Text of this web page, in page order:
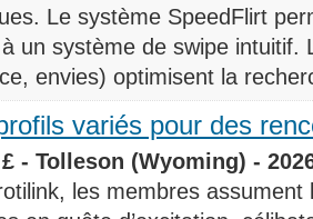
Le système SpeedFlirt
un système de swipe intuitif.
envies) optimisent la
variés pour des
- Tolleson (Wyoming) -
les membres